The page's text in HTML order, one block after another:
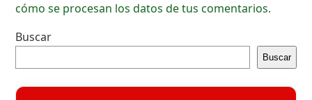
cómo se procesan los datos de tus comentarios.
Buscar
Buscar